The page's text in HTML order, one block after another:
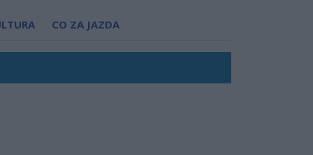
CO ZA JAZDA
pokazali klasę
nową sportową tradycję"